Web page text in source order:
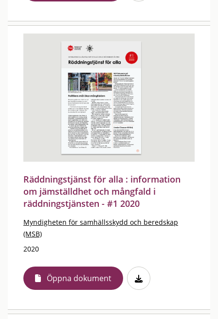
Räddningstjänst för alla : information
om jämställdhet och mångfald i
räddningstjänsten - #1 2020
Myndigheten för samhällsskydd och beredskap
(MSB)
2020
Öppna dokument